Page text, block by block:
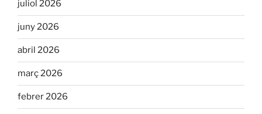
juliol 2026
juny 2026
abril 2026
març 2026
febrer 2026